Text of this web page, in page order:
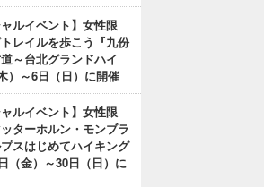
ャルイベント】女性限
レイルを歩こう『九份
～台北グランドハイ
）～6日（日）に開催
ャルイベント】女性限
ターホルン・モンブラ
スはじめてハイキング
（金）～30日（日）に